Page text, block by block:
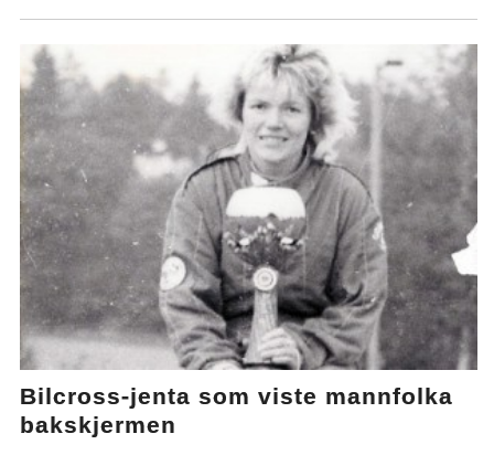
Bilcross-jenta som viste mannfolka
bakskjermen